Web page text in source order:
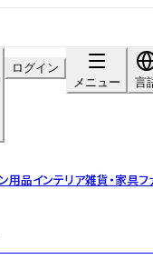
ログイン
メニュー
言
用品インテリア雑貨・家具フ